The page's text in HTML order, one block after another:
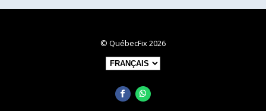
© QuébecFix 2026